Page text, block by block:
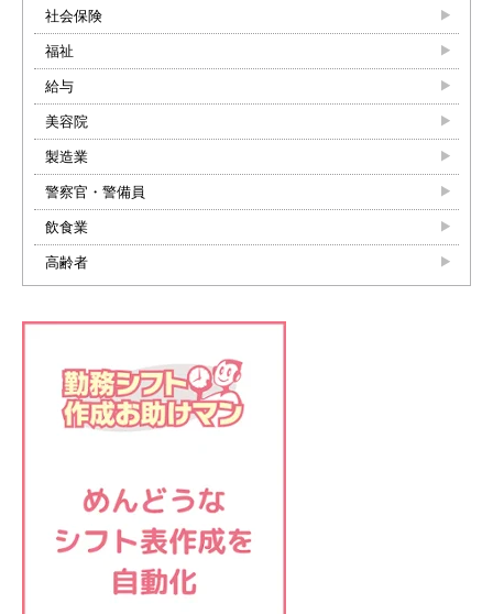
社会保険
福祉
給与
美容院
製造業
警察官・警備員
飲食業
高齢者